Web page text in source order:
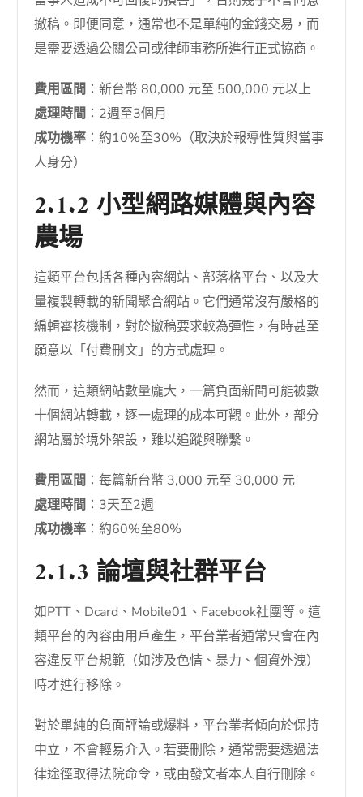
撤稿。即便同意，通常也不是單純的金錢交易，而
是需要透過公關公司或律師事務所進行正式協商。
費用區間 ：新台幣 80,000 元至 500,000 元以上
處理時間 ：2週至3個月
成功機率 ：約10%至30%（取決於報導性質與當事
人身分）
2.1.2 小型網路媒體與內容
農場
這類平台包括各種內容網站、部落格平台、以及大
量複製轉載的新聞聚合網站。它們通常沒有嚴格的
編輯審核機制，對於撤稿要求較為彈性，有時甚至
願意以「付費刪文」的方式處理。
然而，這類網站數量龐大，一篇負面新聞可能被數
十個網站轉載，逐一處理的成本可觀。此外，部分
網站屬於境外架設，難以追蹤與聯繫。
費用區間 ：每篇新台幣 3,000 元至 30,000 元
處理時間 ：3天至2週
成功機率 ：約60%至80%
2.1.3 論壇與社群平台
如PTT、Dcard、Mobile01、Facebook社團等。這
類平台的內容由用戶產生，平台業者通常只會在內
容違反平台規範（如涉及色情、暴力、個資外洩）
時才進行移除。
對於單純的負面評論或爆料，平台業者傾向於保持
中立，不會輕易介入。若要刪除，通常需要透過法
律途徑取得法院命令，或由發文者本人自行刪除。